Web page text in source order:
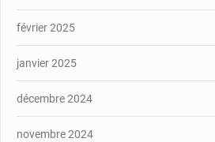
février 2025
janvier 2025
décembre 2024
novembre 2024